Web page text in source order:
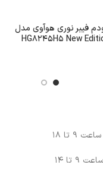
فیبر نوری هوآوی مدل
HG8245H5 New
9 تا 18
تا 14